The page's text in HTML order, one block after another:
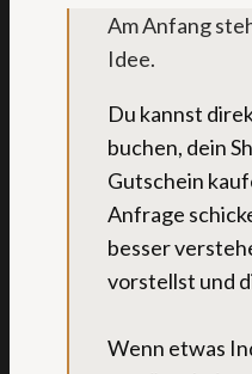
Am Anfang
Idee.
Du kannst
buchen, dein
Gutschein
Anfrage
besser
vorstellst und
Wenn etwas